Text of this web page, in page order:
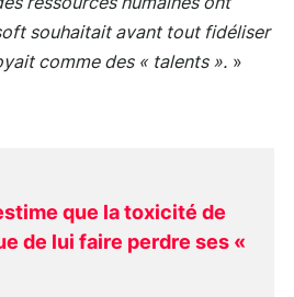
souhaitait avant tout fidéliser
comme des « talents ». »
que la toxicité de
de lui faire perdre ses «